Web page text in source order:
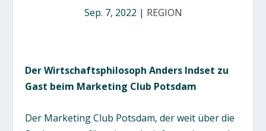
Sep. 7, 2022 | REGION
Der Wirtschaftsphilosoph Anders Indset zu
Gast beim Marketing Club Potsdam
Der Marketing Club Potsdam, der weit über die